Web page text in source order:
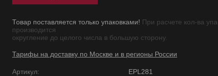
Товар поставляется только упаковками! При расчете кол-ва
производится
округление до целого числа в большую сторону.
Тарифы на доставку по Москве и в регионы России
Артикул:
EPL281